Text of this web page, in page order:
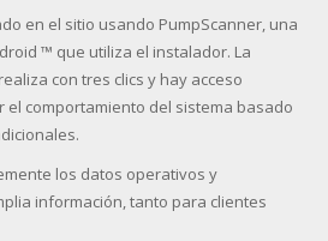
en el sitio usando PumpScanner, una
™ que utiliza el instalador. La
con tres clics y hay acceso
el comportamiento del sistema basado
los datos operativos y
información, tanto para clientes